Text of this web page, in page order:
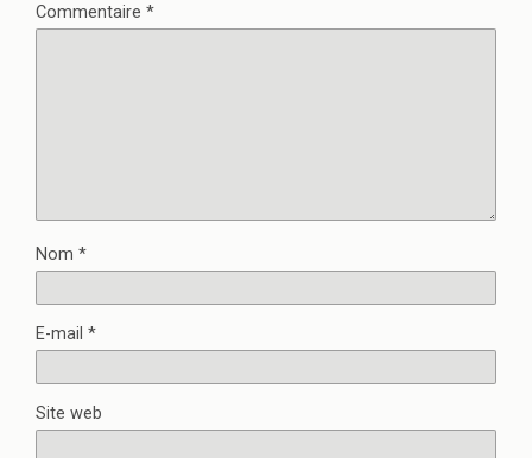
Commentaire *
Nom *
E-mail *
Site web